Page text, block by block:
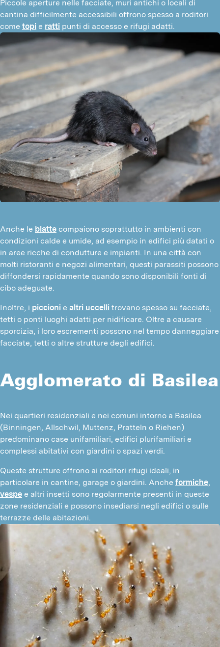
Piccole aperture nelle facciate, muri antichi o locali di
cantina difficilmente accessibili offrono spesso a roditori
come topi e ratti punti di accesso e rifugi adatti.
Anche le blatte compaiono soprattutto in ambienti con
condizioni calde e umide, ad esempio in edifici più datati o
in aree ricche di condutture e impianti. In una città con
molti ristoranti e negozi alimentari, questi parassiti possono
diffondersi rapidamente quando sono disponibili fonti di
cibo adeguate.
Inoltre, i piccioni e altri uccelli trovano spesso su facciate,
tetti o ponti luoghi adatti per nidificare. Oltre a causare
sporcizia, i loro escrementi possono nel tempo danneggiare
facciate, tetti o altre strutture degli edifici.
Agglomerato di Basilea
Nei quartieri residenziali e nei comuni intorno a Basilea
(Binningen, Allschwil, Muttenz, Pratteln o Riehen)
predominano case unifamiliari, edifici plurifamiliari e
complessi abitativi con giardini o spazi verdi.
Queste strutture offrono ai roditori rifugi ideali, in
particolare in cantine, garage o giardini. Anche formiche
vespe e altri insetti sono regolarmente presenti in queste
zone residenziali e possono insediarsi negli edifici o sulle
terrazze delle abitazioni.